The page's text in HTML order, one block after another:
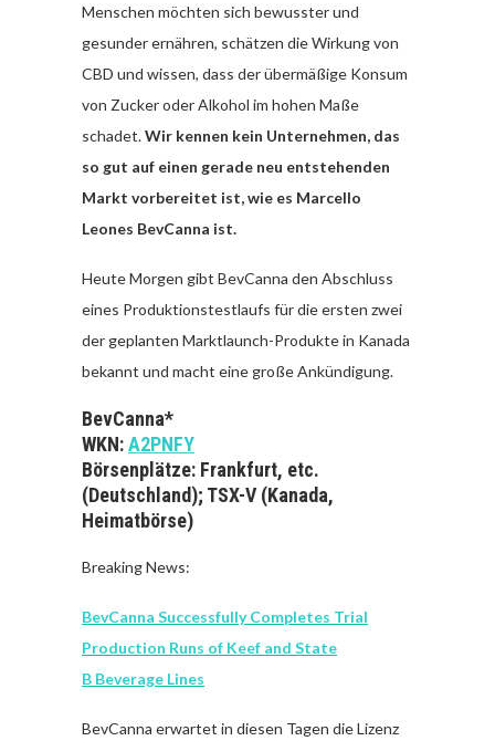
Menschen möchten sich bewusster und
gesunder ernähren, schätzen die Wirkung von
CBD und wissen, dass der übermäßige Konsum
von Zucker oder Alkohol im hohen Maße
schadet.Wir kennen kein Unternehmen, das
so gut auf einen gerade neu entstehenden
Markt vorbereitet ist, wie es Marcello
Leones BevCanna ist.
Heute Morgen gibt BevCanna den Abschluss
eines Produktionstestlaufs für die ersten zwei
der geplanten Marktlaunch-Produkte in Kanada
bekannt und macht eine große Ankündigung.
BevCanna*
WKN:A2PNFY
Börsenplätze: Frankfurt, etc.
(Deutschland); TSX-V (Kanada,
Heimatbörse)
Breaking News:
BevCanna Successfully Completes Trial
Production Runs of Keef and State
B Beverage Lines
BevCanna erwartet in diesen Tagen die Lizenz